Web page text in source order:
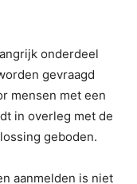
onderdeel
gevraagd
mensen met een
in overleg met de
geboden.
aanmelden is niet